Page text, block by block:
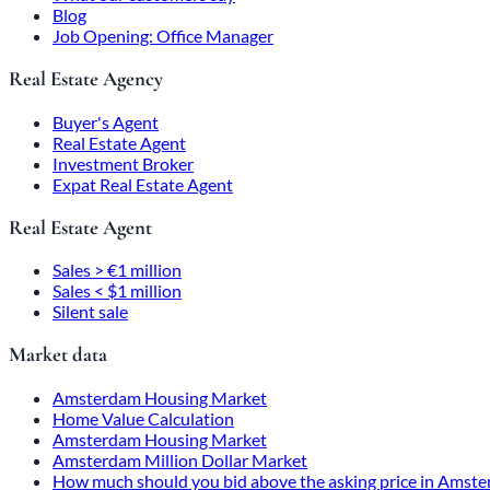
Blog
Job Opening: Office Manager
Real Estate Agency
Buyer's Agent
Real Estate Agent
Investment Broker
Expat Real Estate Agent
Real Estate Agent
Sales > €1 million
Sales < $1 million
Silent sale
Market data
Amsterdam Housing Market
Home Value Calculation
Amsterdam Housing Market
Amsterdam Million Dollar Market
How much should you bid above the asking price in